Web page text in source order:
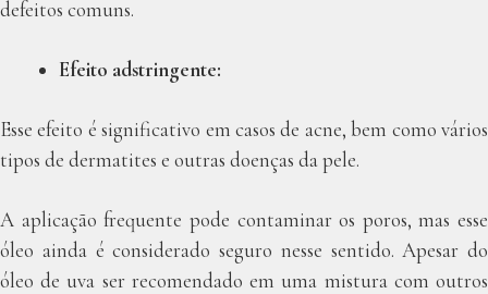
defeitos comuns.
Efeito adstringente:
Esse efeito é significativo em casos de acne, bem como vários
tipos de dermatites e outras doenças da pele.
A aplicação frequente pode contaminar os poros, mas esse
óleo ainda é considerado seguro nesse sentido. Apesar do
óleo de uva ser recomendado em uma mistura com outros